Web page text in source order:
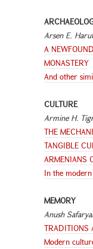
Arsen E.
A
MONASTERY
And other
CULTURE
Armine H.
THE
TANGIBLE
ARMENIANS
In the
MEMORY
Anush
TRADITIONS
Modern